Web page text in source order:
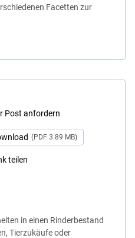
Facetten zur
Post anfordern
(PDF 3.89 MB)
teilen
in einen Rinderbestand
Tierzukäufe oder